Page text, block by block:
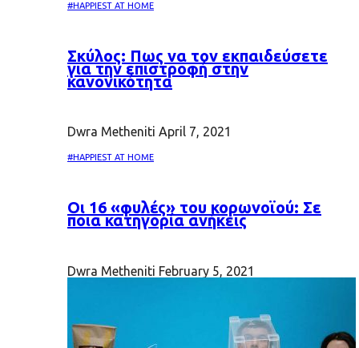
#HAPPIEST AT HOME
Σκύλος: Πως να τον εκπαιδεύσετε
για την επιστροφή στην
κανονικότητα
Dwra Metheniti April 7, 2021
#HAPPIEST AT HOME
Oι 16 «φυλές» του κορωνοϊού: Σε
ποια κατηγορία ανήκεις
Dwra Metheniti February 5, 2021